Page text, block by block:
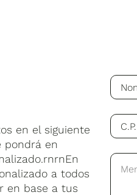
en el siguiente
pondrá en
a todos
en base a tus